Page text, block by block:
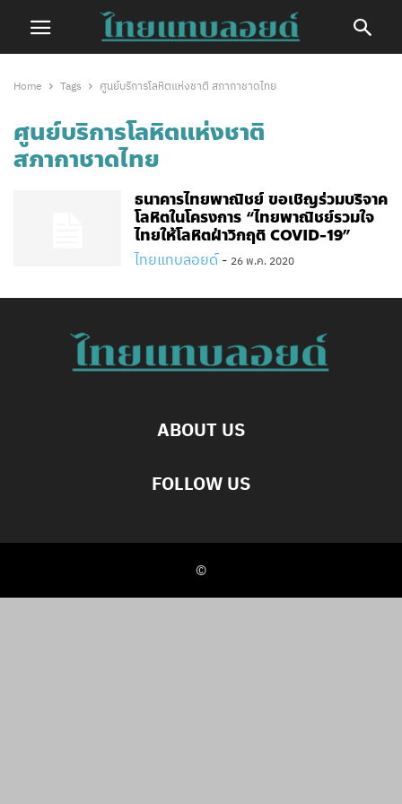
Home Tags ศูนย์บริการโลหิตแห่งชาติ สภากาชาดไทย
ศูนย์บริการโลหิตแห่งชาติ
สภากาชาดไทย
ธนาคารไทยพาณิชย์ ขอเชิญร่วมบริจาค
โลหิตในโครงการ “ไทยพาณิชย์รวมใจ
ไทยให้โลหิตฝ่าวิกฤติ COVID-19”
ไทยแทบลอยด์ - 26 พ.ค. 2020
ABOUT US
FOLLOW US
©